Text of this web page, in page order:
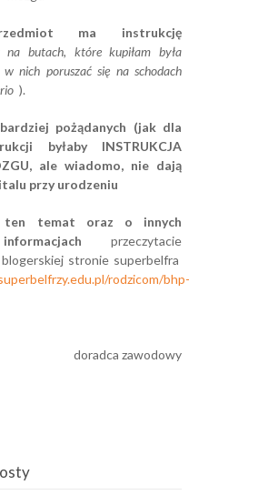
ma instrukcję
na butach, które kupiłam była
nich poruszać się na schodach
).
pożądanych (jak dla
byłaby INSTRUKCJA
ale wiadomo, nie dają
przy urodzeniu
ten temat oraz o innych
przeczytacie
stronie superbelfra
rodzicom/bhp-
doradca zawodowy